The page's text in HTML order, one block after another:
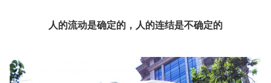
人的流动是确定的，人的连结是不确定的